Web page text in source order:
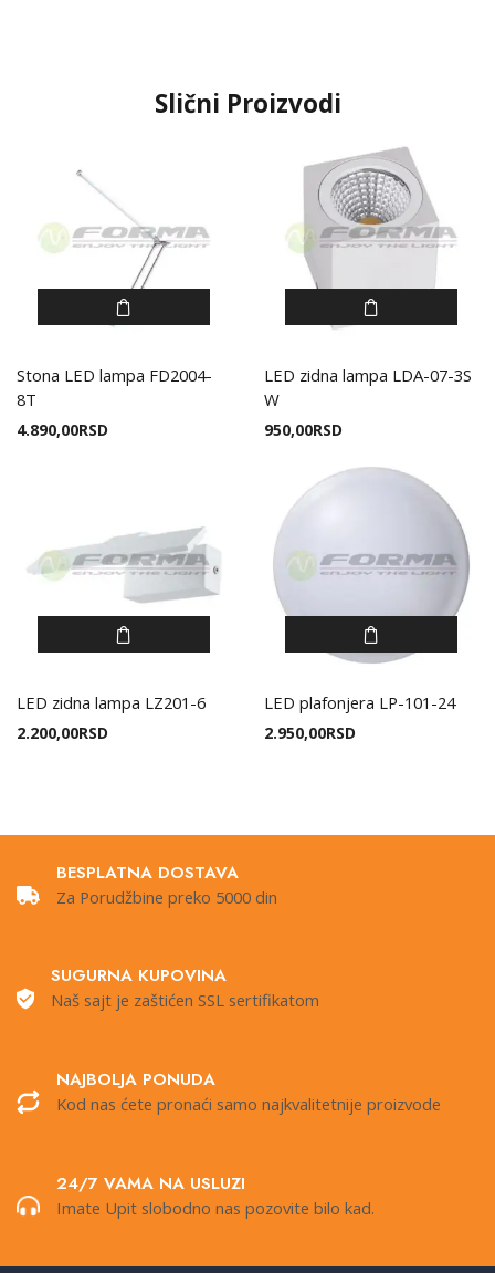
Slični Proizvodi
Stona LED lampa FD2004-
8T
4.890,00RSD
LED zidna lampa LDA-07-3S
W
950,00RSD
LED zidna lampa LZ201-6
2.200,00RSD
LED plafonjera LP-101-24
2.950,00RSD
BESPLATNA DOSTAVA
Za Porudžbine preko 5000 din
SUGURNA KUPOVINA
Naš sajt je zaštićen SSL sertifikatom
NAJBOLJA PONUDA
Kod nas ćete pronaći samo najkvalitetnije proizvode
24/7 VAMA NA USLUZI
Imate Upit slobodno nas pozovite bilo kad.